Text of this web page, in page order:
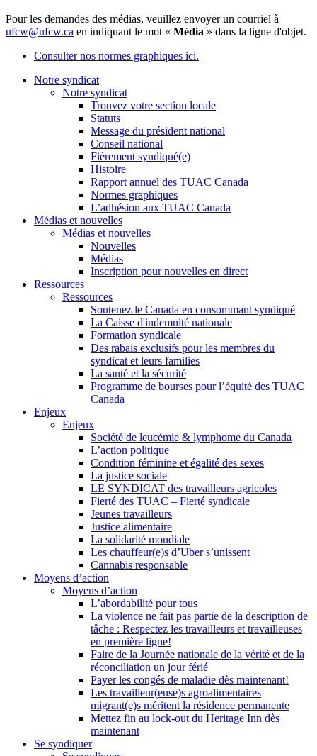
Pour les demandes des médias, veuillez envoyer un courriel à
ufcw@ufcw.ca en indiquant le mot « Média » dans la ligne d'objet.
Consulter nos normes graphiques ici.
Notre syndicat
Notre syndicat
Trouvez votre section locale
Statuts
Message du président national
Conseil national
Fièrement syndiqué(e)
Histoire
Rapport annuel des TUAC Canada
Normes graphiques
L’adhésion aux TUAC Canada
Médias et nouvelles
Médias et nouvelles
Nouvelles
Médias
Inscription pour nouvelles en direct
Ressources
Ressources
Soutenez le Canada en consommant syndiqué
La Caisse d'indemnité nationale
Formation syndicale
Des rabais exclusifs pour les membres du
syndicat et leurs families
La santé et la sécurité
Programme de bourses pour l’équité des TUAC
Canada
Enjeux
Enjeux
Société de leucémie & lymphome du Canada
L’action politique
Condition féminine et égalité des sexes
La justice sociale
LE SYNDICAT des travailleurs agricoles
Fierté des TUAC – Fierté syndicale
Jeunes travailleurs
Justice alimentaire
La solidarité mondiale
Les chauffeur(e)s d’Uber s’unissent
Cannabis responsable
Moyens d’action
Moyens d’action
L’abordabilité pour tous
La violence ne fait pas partie de la description de
tâche : Respectez les travailleurs et travailleuses
en première ligne!
Faire de la Journée nationale de la vérité et de la
réconciliation un jour férié
Payer les congés de maladie dès maintenant!
Les travailleur(euse)s agroalimentaires
migrant(e)s méritent la résidence permanente
Mettez fin au lock-out du Heritage Inn dès
maintenant
Se syndiquer